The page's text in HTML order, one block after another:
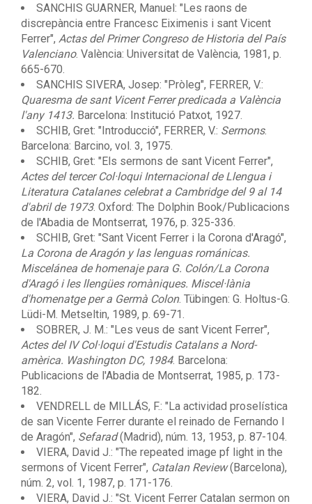
SANCHIS GUARNER, Manuel: "Les raons de
discrepància entre Francesc Eiximenis i sant Vicent
Ferrer", Actas del Primer Congreso de Historia del País
Valenciano. València: Universitat de València, 1981, p.
665-670.
SANCHIS SIVERA, Josep: "Pròleg", FERRER, V.:
Quaresma de sant Vicent Ferrer predicada a València
l'any 1413. Barcelona: Institució Patxot, 1927.
SCHIB, Gret: "Introducció", FERRER, V.: Sermons.
Barcelona: Barcino, vol. 3, 1975.
SCHIB, Gret: "Els sermons de sant Vicent Ferrer",
Actes del tercer Col·loqui Internacional de Llengua i
Literatura Catalanes celebrat a Cambridge del 9 al 14
d'abril de 1973. Oxford: The Dolphin Book/Publicacions
de l'Abadia de Montserrat, 1976, p. 325-336.
SCHIB, Gret: "Sant Vicent Ferrer i la Corona d'Aragó",
La Corona de Aragón y las lenguas románicas.
Miscelánea de homenaje para G. Colón/La Corona
d'Aragó i les llengües romàniques. Miscel·lània
d'homenatge per a Germà Colon. Tübingen: G. Holtus-G.
Lüdi-M. Metseltin, 1989, p. 69-71.
SOBRER, J. M.: "Les veus de sant Vicent Ferrer",
Actes del IV Col·loqui d'Estudis Catalans a Nord-
amèrica. Washington DC, 1984. Barcelona:
Publicacions de l'Abadia de Montserrat, 1985, p. 173-
182.
VENDRELL de MILLÁS, F.: "La actividad proselística
de san Vicente Ferrer durante el reinado de Fernando I
de Aragón", Sefarad(Madrid), núm. 13, 1953, p. 87-104.
VIERA, David J.: "The repeated image pf light in the
sermons of Vicent Ferrer", Catalan Review(Barcelona),
núm. 2, vol. 1, 1987, p. 171-176.
VIERA, David J.: "St. Vicent Ferrer Catalan sermon on